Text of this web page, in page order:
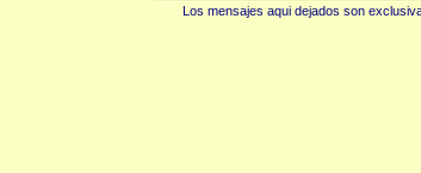
Los mensajes aqui dejados son